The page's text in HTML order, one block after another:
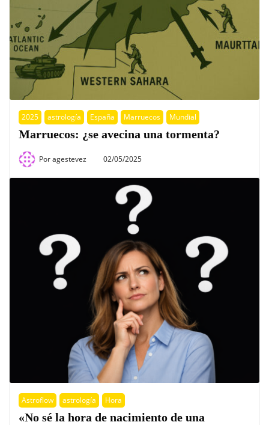
2025 astrología España Marruecos Mundial
Marruecos: ¿se avecina una tormenta?
Poragestevez 02/05/2025
Astroflow astrología Hora
«No sé la hora de nacimiento de una